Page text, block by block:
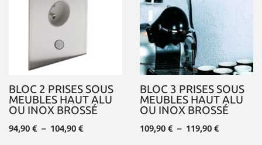
BLOC 2 PRISES SOUS
MEUBLES HAUT ALU
OU INOX BROSSÉ
94,90 € – 104,90 €
BLOC 3 PRISES SOUS
MEUBLES HAUT ALU
OU INOX BROSSÉ
109,90 € – 119,90 €